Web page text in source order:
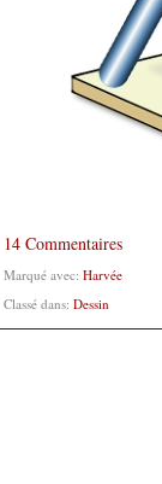
14 Commentaires
Marqué avec: Harvée
Classé dans: Dessin